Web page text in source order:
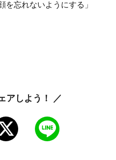
を忘れないようにする」
アしよう！ ／